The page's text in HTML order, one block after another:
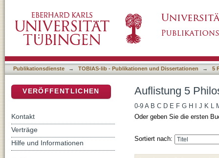
Publikationsdienste → TOBIAS-lib - Publikationen und Dissertationen → 5
Auflistung 5
0-9 A B C D E F G H J K L
Oder geben Sie die ersten
Sortiert nach:
VERÖFFENTLICHEN
Kontakt
Verträge
Hilfe und Informationen